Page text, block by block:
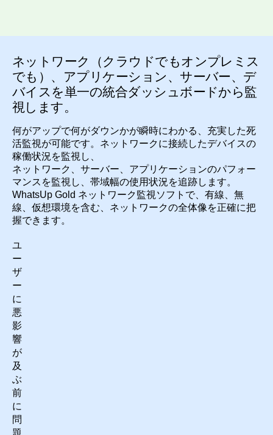
ネットワーク（クラウドでもオンプレミス
でも）、アプリケーション、サーバー、デ
バイスを単一の統合ダッシュボードから監
視します。
何がアップで何がダウンかが瞬時にわかる、充実した死
活監視が可能です。ネットワークに接続したデバイスの
稼働状況を監視し、
ネットワーク、サーバー、アプリケーションのパフォー
マンスを監視し、帯域幅の使用状況を追跡します。
WhatsUp Gold ネットワーク監視ソフトで、有線、無
線、仮想環境を含む、ネットワークの全体像を正確に把
握できます。
ユ
ー
ザ
ー
に
悪
影
響
が
及
ぶ
前
に
問
題